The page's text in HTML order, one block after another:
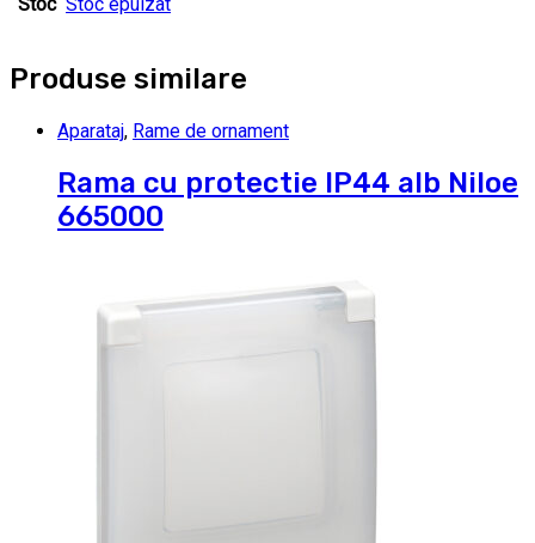
Produse similare
Aparataj, Rame de ornament
Rama cu protectie IP44 alb Niloe
665000